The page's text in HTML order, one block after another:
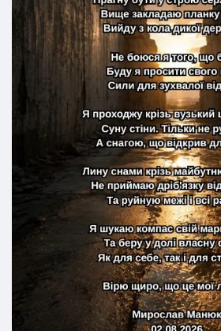
Сили для зухвалої віддачі.
Я проходжу крізь вузький цей ребус,
Суну стіни. Тільки не руками,
А снагою, що відкрив для себе.
Лину снами крізь майбутню пам'ять,
Не приймаю дріб'язку від скрути,
Та руйную межі і всі рамки.
Я шукаю компас свій маршрутний
Та беру у долі власну славу,
Як для себе, так і для статутів.
Вірю щиро, що це мої лаври.
Мирослав Манюк
02.08.2026